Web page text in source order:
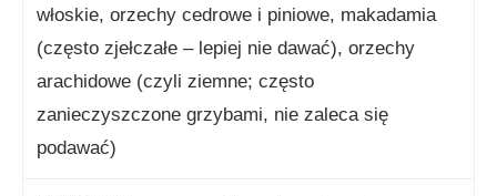
włoskie, orzechy cedrowe i piniowe, makadamia
(często zjełczałe – lepiej nie dawać), orzechy
arachidowe (czyli ziemne; często
zanieczyszczone grzybami, nie zaleca się
podawać)